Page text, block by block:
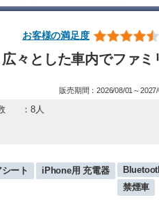
お客様の満足度
々とした車内でファミ
販売期間：2026/08/01～2027/
：8人
ート iPhone用 充電器
禁煙車